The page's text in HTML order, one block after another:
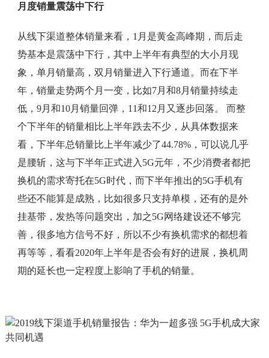
月度销量震荡中下行
从线下渠道整体销量来看，1月是黄金高峰期，而后走
势基本是震荡中下行，其中上半年有典型的大小月现
象，单月销量高，双月销量进入下行通道。而在下半
年，销量走势两个月一变，比如7月和8月销量持续走
低，9月和10月销量回弹，11和12月又逐步回落。 而整
个下半年的销量相比上半年跌去不少，从具体数据来
看，下半年总销量比上半年减少了44.78%，可以说几乎
是腰斩，这与下半年正式进入5G元年，不少消费者都把
换机的需求寄托在5G时代，而下半年推出的5G手机有
些还不能算是成熟，比如很多只支持单模，还有的是外
挂基带，发热等问题突出，加之5G网络建设还不够完
善，很多地方信号不好，所以不少有换机需求的都想着
再等等，看看2020年上半年是否会有好的进展，换机周
期的延长也一定程度上影响了手机的销量。